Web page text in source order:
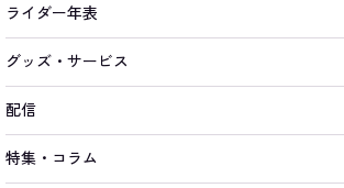
ライダー年表
グッズ・サービス
配信
特集・コラム